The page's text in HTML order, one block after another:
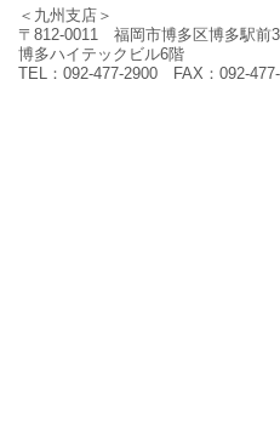
＜九州支店＞
〒812-0011 福岡市博多区博多駅前
博多ハイテックビル6階
TEL：092-477-2900 FAX：092-477-